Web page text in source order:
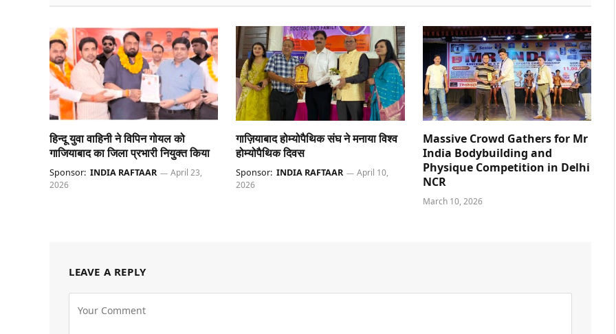
हिन्दू युवा वाहिनी ने विपिन गोयल को
गाजियाबाद का जिला प्रभारी नियुक्त किया
Sponsor: INDIA RAFTAAR
April 23,
2026
गाज़ियाबाद होम्योपैथिक संघ ने मनाया विश्व
होम्योपैथिक दिवस
Sponsor: INDIA RAFTAAR
April 10,
2026
Massive Crowd Gathers for Mr
India Bodybuilding and
Physique Competition in Delhi
NCR
March 10, 2026
LEAVE A REPLY